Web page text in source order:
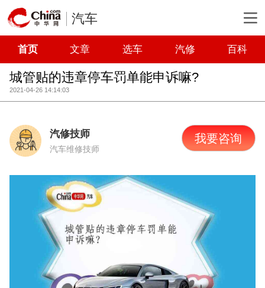
汽车
首页 文章 选车 汽修 百科
城管贴的违章停车罚单能申诉嘛?
2021-04-26 14:14:03
汽修技师
汽车维修技师
我要咨询